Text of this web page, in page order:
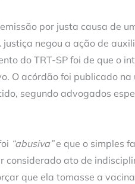
por justa causa de
negou a ação de
do TRT-SP foi de que o
O acórdão foi publicado na
segundo advogados
“abusiva”e que o simples
considerado ato de
que ela tomasse a